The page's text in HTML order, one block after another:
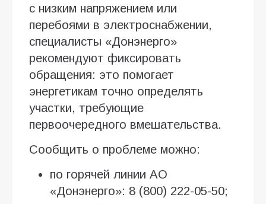
с низким напряжением или
перебоями в электроснабжении,
специалисты «Донэнерго»
рекомендуют фиксировать
обращения: это помогает
энергетикам точно определять
участки, требующие
первоочередного вмешательства.
Сообщить о проблеме можно:
по горячей линии АО
«Донэнерго»: 8 (800) 222-05-50;